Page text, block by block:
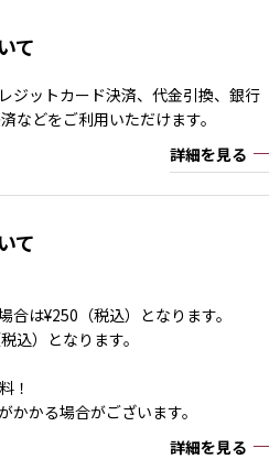
て
ジットカード決済、代金引換、銀行
などをご利用いただけます。
詳細を見る
て
は¥250（税込）となります。
込）となります。
！
かる場合がございます。
詳細を見る